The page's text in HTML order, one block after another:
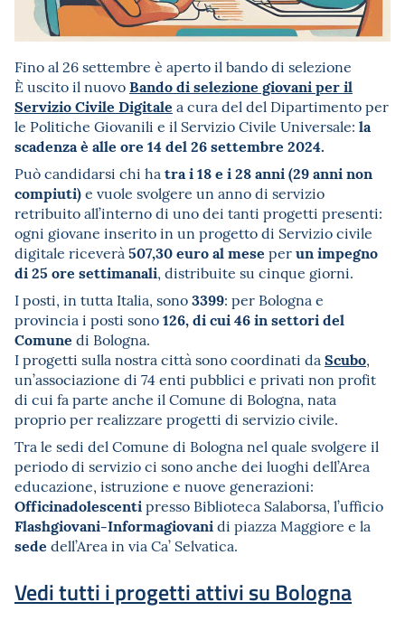
Fino al 26 settembre è aperto il bando di selezione
È uscito il nuovoBando di selezione giovani per il
Servizio Civile Digitale a cura del del Dipartimento per
le Politiche Giovanili e il Servizio Civile Universale: la
scadenza è alle ore 14 del 26 settembre 2024.
Può candidarsi chi ha tra i 18 e i 28 anni (29 anni non
compiuti)e vuole svolgere un anno di servizio
retribuito all’interno di uno dei tanti progetti presenti:
ogni giovane inserito in un progetto di Servizio civile
digitale riceverà 507,30 euro al mese perun impegno
di 25 ore settimanali, distribuite su cinque giorni.
I posti, in tutta Italia, sono3399: per Bologna e
provincia i posti sono126, di cui 46 in settori del
Comune di Bologna.
I progetti sulla nostra città sono coordinati da Scubo,
un’associazione di 74 enti pubblici e privati non profit
di cui fa parte anche il Comune di Bologna, nata
proprio per realizzare progetti di servizio civile.
Tra le sedi del Comune di Bologna nel quale svolgere il
periodo di servizio ci sono anche dei luoghi dell’Area
educazione, istruzione e nuove generazioni:
Officinadolescentipresso Biblioteca Salaborsa, l’ufficio
Flashgiovani-Informagiovanidi piazza Maggiore e la
sede dell’Area in via Ca’ Selvatica.
Vedi tutti i progetti attivi su Bologna